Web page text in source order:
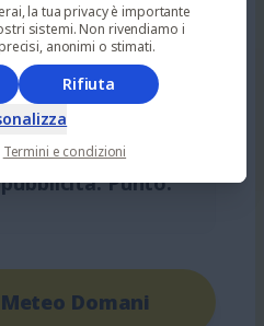
di visite mensili. A
l'indirizzo è
voltei nostri
le risorse!
Punto.
Domani
la tua privacy è importante
sistemi. Non rivendiamo i
anonimi o stimati.
Rifiuta
Termini e condizioni